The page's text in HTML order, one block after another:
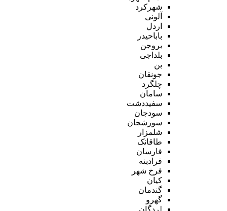
شهرکرد
آلونی
اردل
باباحیدر
بروجن
بلداجی
بن
جونقان
چلگرد
سامان
سفیددشت
سودجان
سورشجان
شلمزار
طاقانک
فارسان
فرادبنه
فرخ شهر
کیان
گندمان
گهرو
لردگان